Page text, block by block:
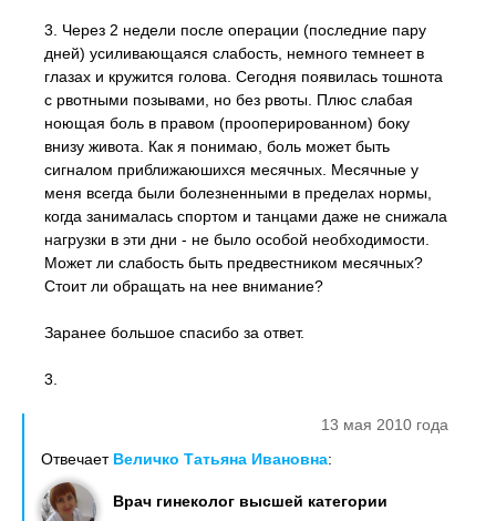
3. Через 2 недели после операции (последние пару
дней) усиливающаяся слабость, немного темнеет в
глазах и кружится голова. Сегодня появилась тошнота
с рвотными позывами, но без рвоты. Плюс слабая
ноющая боль в правом (прооперированном) боку
внизу живота. Как я понимаю, боль может быть
сигналом приближаюшихся месячных. Месячные у
меня всегда были болезненными в пределах нормы,
когда занималась спортом и танцами даже не снижала
нагрузки в эти дни - не было особой необходимости.
Может ли слабость быть предвестником месячных?
Стоит ли обращать на нее внимание?
Заранее большое спасибо за ответ.
3.
13 мая 2010 года
Отвечает Величко Татьяна Ивановна:
Врач гинеколог высшей категории